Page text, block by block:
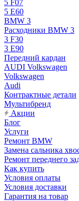
5 F07
5 E60
BMW 3
Расходники BMW 3
3 F30
3 E90
Передний кардан
AUDI Volkswagen
Volkswagen
Audi
Контрактные детали
Мультибренд
Акции
Блог
Услуги
Ремонт BMW
Замена сальника
Ремонт переднего
Как купить
Условия оплаты
Условия доставки
Гарантия на товар